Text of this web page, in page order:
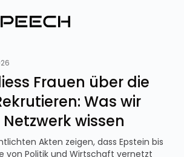
Frauen über die
Was wir
wissen
Akten zeigen, dass Epstein bis
von Politik und Wirtschaft vernetzt